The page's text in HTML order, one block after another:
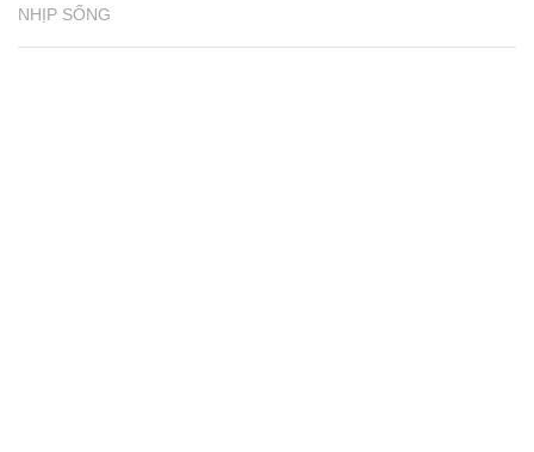
NHỊP SỐNG